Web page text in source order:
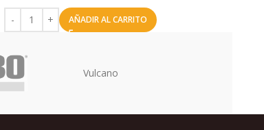
AÑADIR AL CARRITO
Uriarte